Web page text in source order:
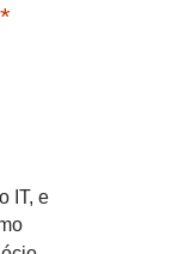
*
IT, e